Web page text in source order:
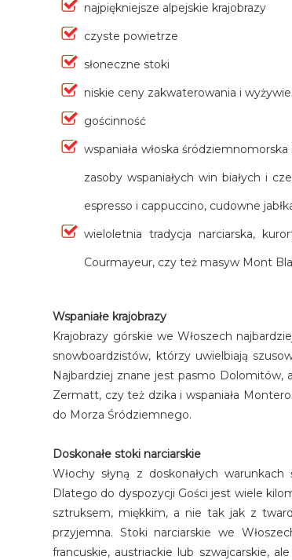
najpiękniejsze alpejskie krajobrazy
czyste powietrze
słoneczne stoki
niskie ceny zakwaterowania i
gościnność
wspaniała włoska
zasoby wspaniałych win białych i
espresso i cappuccino, cudowne
wieloletnia tradycja narciarska,
Courmayeur, czy też masyw Mont
Wspaniałe krajobrazy
Krajobrazy górskie we Włoszech
snowboardzistów, którzy uwielbiają
Najbardziej znane jest pasmo Dolomitów,
Zermatt, czy też dzika i wspaniała
do Morza Śródziemnego.
Doskonałe stoki narciarskie
Włochy słyną z doskonałych
Dlatego do dyspozycji Gości jest wiele
sztruksem, miękkim, a nie tak jak z
przyjemna. Stoki narciarskie we
francuskie, austriackie lub szwajcarskie,